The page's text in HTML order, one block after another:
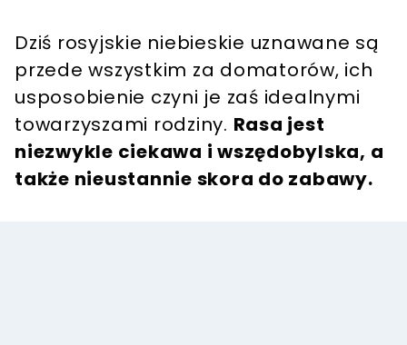
Dziś rosyjskie niebieskie uznawane są
przede wszystkim za domatorów, ich
usposobienie czyni je zaś idealnymi
towarzyszami rodziny. Rasa jest
niezwykle ciekawa i wszędobylska, a
także nieustannie skora do zabawy.